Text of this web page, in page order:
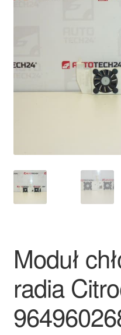
Skarga
Zasady i warunki
Moduł
radia